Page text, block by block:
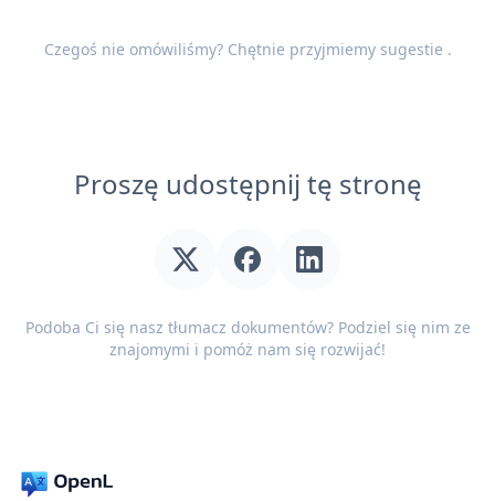
Czegoś nie omówiliśmy? Chętnie przyjmiemy sugestie .
Proszę udostępnij tę stronę
Podoba Ci się nasz tłumacz dokumentów? Podziel się nim ze
znajomymi i pomóż nam się rozwijać!